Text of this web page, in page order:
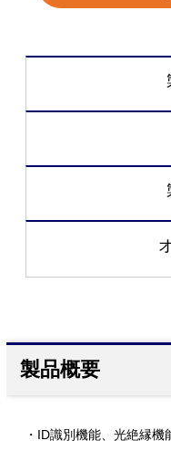
製品概要
・ID識別機能、光絶縁